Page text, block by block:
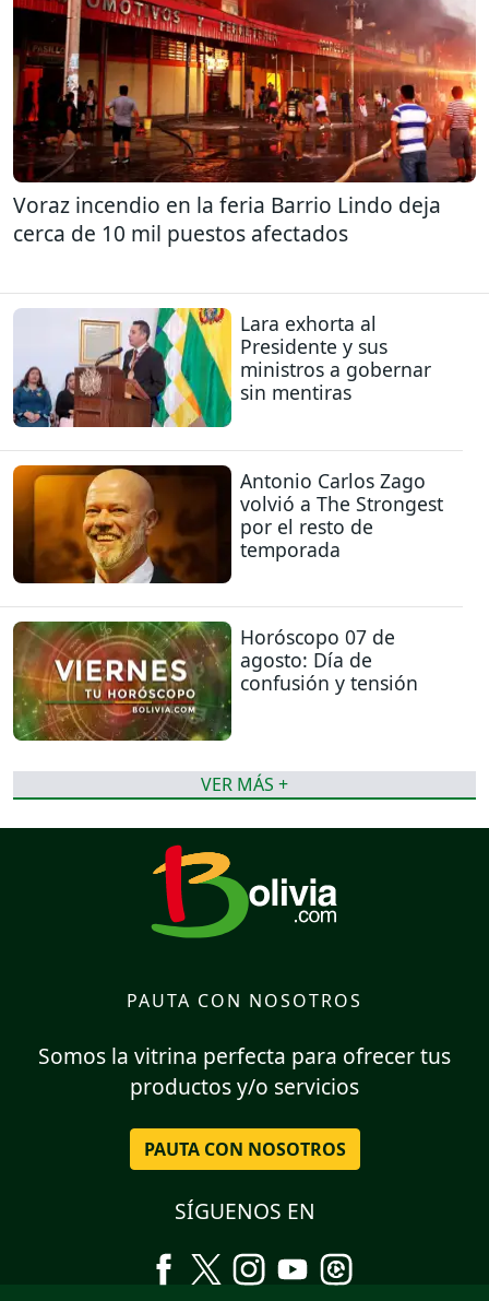
Voraz incendio en la feria Barrio Lindo deja
cerca de 10 mil puestos afectados
Lara exhorta al
Presidente y sus
ministros a gobernar
sin mentiras
Antonio Carlos Zago
volvió a The Strongest
por el resto de
temporada
Horóscopo 07 de
agosto: Día de
confusión y tensión
VER MÁS +
PAUTA CON NOSOTROS
Somos la vitrina perfecta para ofrecer tus
productos y/o servicios
PAUTA CON NOSOTROS
SÍGUENOS EN